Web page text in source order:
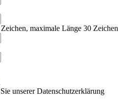
maximale Länge 30 Zeichen
unserer Datenschutzerklärung